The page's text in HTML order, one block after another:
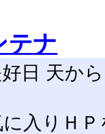
テナ
好日 天か
入りＨ